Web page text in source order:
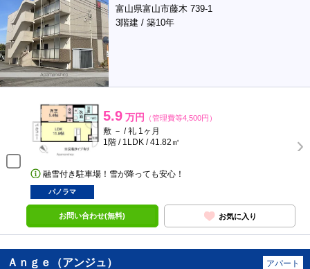
富山県富山市藤木 739-1
3階建 / 築10年
5.9 万円 （管理費等4,500円）
敷 － / 礼 1ヶ月
1階 / 1LDK / 41.82㎡
融雪付き駐車場！雪が降っても安心！
パノラマ
お問い合わせ(無料) お気に入り
Ａｎｇｅ（アンジュ） アパート